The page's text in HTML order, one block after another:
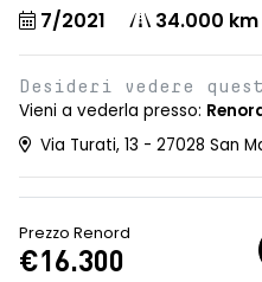
7/2021 34.000 km
Desideri vedere
Vieni a vederla presso:
Via Turati, 13 - 27028 San
Prezzo Renord
€16.300